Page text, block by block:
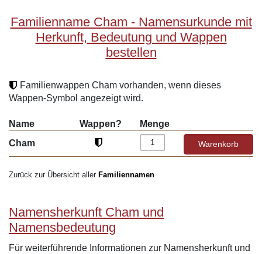
Familienname Cham - Namensurkunde mit
Herkunft, Bedeutung und Wappen
bestellen
Familienwappen Cham vorhanden, wenn dieses
Wappen-Symbol angezeigt wird.
Name Wappen?
Menge
Cham
Zurück zur Übersicht aller Familiennamen
Namensherkunft Cham und
Namensbedeutung
Für weiterführende Informationen zur Namensherkunft und